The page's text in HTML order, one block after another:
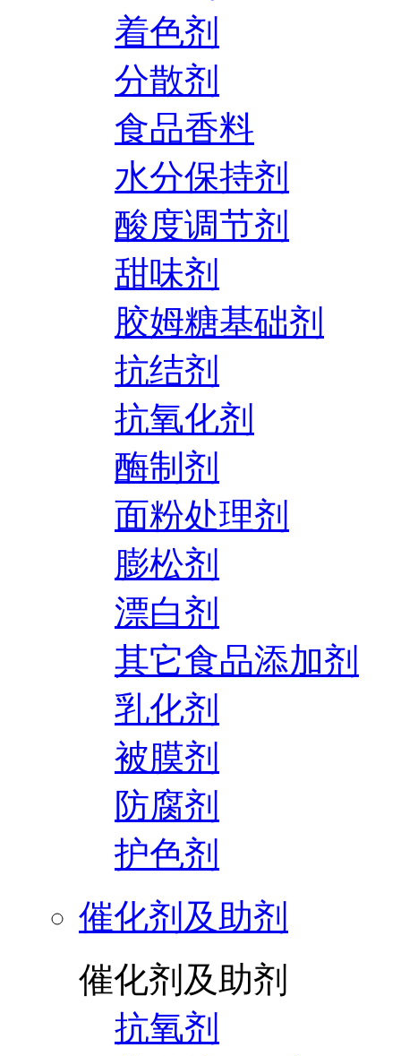
着色剂
分散剂
食品香料
水分保持剂
酸度调节剂
甜味剂
胶姆糖基础剂
抗结剂
抗氧化剂
酶制剂
面粉处理剂
膨松剂
漂白剂
其它食品添加剂
乳化剂
被膜剂
防腐剂
护色剂
催化剂及助剂
催化剂及助剂
抗氧剂